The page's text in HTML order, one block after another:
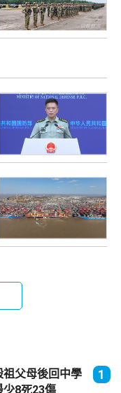
父母後回中學
8死23傷
1